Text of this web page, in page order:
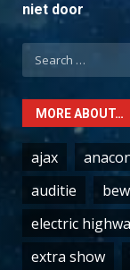
niet door
Search
for:
MORE ABOUT…
ajax
auditie
electric
extra show